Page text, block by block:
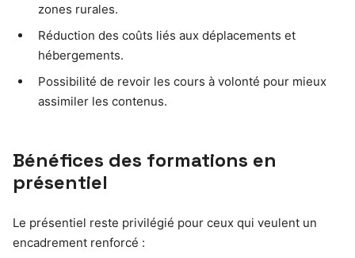
zones rurales.
Réduction des coûts liés aux déplacements et
hébergements.
Possibilité de revoir les cours à volonté pour mieux
assimiler les contenus.
Bénéfices des formations en
présentiel
Le présentiel reste privilégié pour ceux qui veulent un
encadrement renforcé :